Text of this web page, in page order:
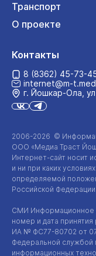
Транспорт
О проекте
2006-2026 ©
ООО «Медиа Траст
Интернет-сайт носит
и ни при каких
определяемой
Российской Федерации.
СМИ Информационное
номер и дата
ИА № ФС77-80702 от
Федеральной службой
информационных
Контакты
8 (8362) 45-73-
internet@m-
г. Йошкар‑Ола,